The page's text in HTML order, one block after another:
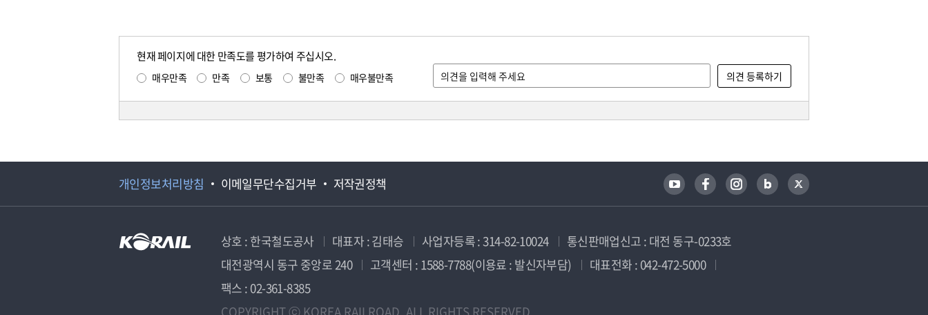
현재 페이지에 대한 만족도를 평가하여 주십시오.
매우만족 만족 보통 불만족 매우불만족
개인정보처리방침 이메일무단수집거부 저작권정책
상호 : 한국철도공사 대표자 : 김태승 사업자등록 : 314-82-10024
통신판매업신고 : 대전 동구-0233호
대전광역시 동구 중앙로 240
고객센터 : 1588-7788(이용료 : 발신자부담)
대표전화 : 042-472-5000
팩스 : 02-361-8385
COPYRIGHT ⓒ KOREA RAILROAD. ALL RIGHTS RESERVED.